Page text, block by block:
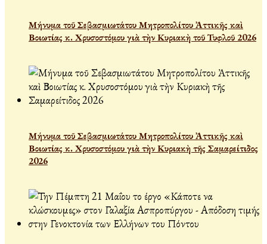
Μήνυμα τοῦ Σεβασμιωτάτου Μητροπολίτου Ἀττικῆς καὶ
Βοιωτίας κ. Χρυσοστόμου γιὰ τὴν Κυριακὴ τοῦ Τυφλοῦ 2026
Μήνυμα τοῦ Σεβασμιωτάτου Μητροπολίτου Ἀττικῆς καὶ
Βοιωτίας κ. Χρυσοστόμου γιὰ τὴν Κυριακὴ τῆς Σαμαρείτιδος
2026